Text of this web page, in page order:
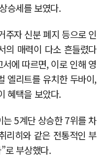
승세를 보였다.
주자 신분 폐지 등으로 인
의 매력이 다소 흔들렸다
에 따르면, 이로 인해 영
엘리트를 유치한 두바이,
혜택을 보았다.
는 5계단 상승한 7위를 차
리히와 같은 전통적인 부
로 부상했다.